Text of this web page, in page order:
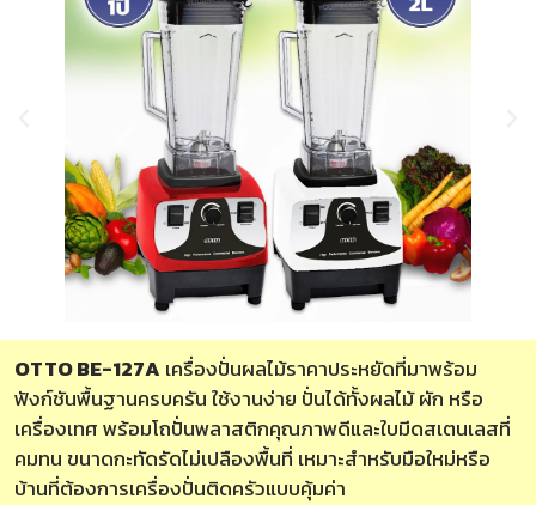
OTTO BE-127A เครื่องปั่นผลไม้ราคาประหยัดที่มาพร้อม
ฟังก์ชันพื้นฐานครบครัน ใช้งานง่าย ปั่นได้ทั้งผลไม้ ผัก หรือ
เครื่องเทศ พร้อมโถปั่นพลาสติกคุณภาพดีและใบมีดสเตนเลสที่
คมทน ขนาดกะทัดรัดไม่เปลืองพื้นที่ เหมาะสำหรับมือใหม่หรือ
บ้านที่ต้องการเครื่องปั่นติดครัวแบบคุ้มค่า